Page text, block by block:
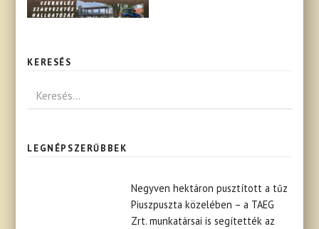
KERESÉS
LEGNÉPSZERŰBBEK
Negyven hektáron pusztított a tűz
Piuszpuszta közelében – a TAEG
Zrt. munkatársai is segítették az